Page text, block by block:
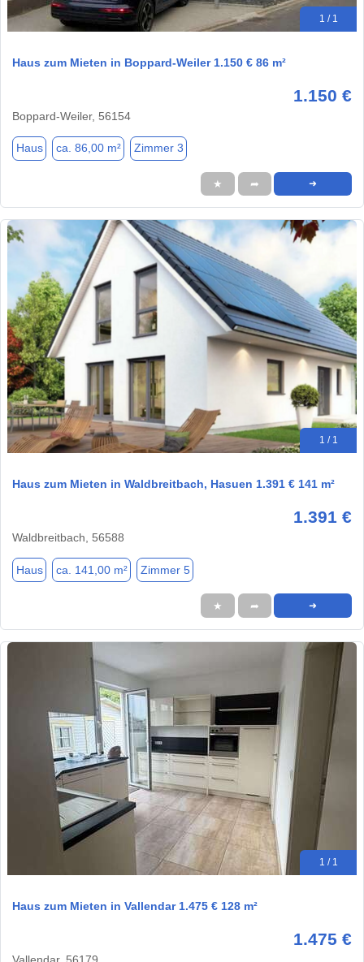
1 / 1
Haus zum Mieten in Boppard-Weiler 1.150 € 86 m²
1.150 €
Boppard-Weiler, 56154
Haus ca. 86,00 m² Zimmer 3
★ ➦ ➜
1 / 1
Haus zum Mieten in Waldbreitbach, Hasuen 1.391 € 141 m²
1.391 €
Waldbreitbach, 56588
Haus ca. 141,00 m² Zimmer 5
★ ➦ ➜
1 / 1
Haus zum Mieten in Vallendar 1.475 € 128 m²
1.475 €